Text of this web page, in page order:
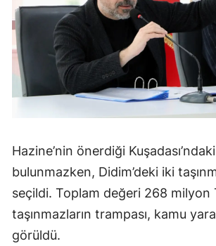
Hazine’nin önerdiği
bulunmazken, Didim’deki iki
seçildi. Toplam değeri 268 milyon
taşınmazların trampası, kamu
görüldü.